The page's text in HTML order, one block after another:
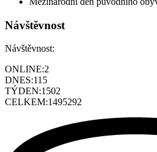
Návštěvnost
Návštěvnost:
ONLINE:2
DNES:115
TÝDEN:1502
CELKEM:1495292